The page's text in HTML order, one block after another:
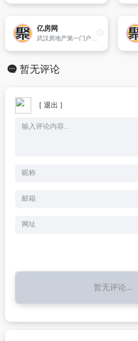
亿房网
武汉房地产第一门户网站,武汉房产人气最旺、信息最丰富的网络媒体,武汉楼盘最全面的资讯、武汉商品房最及时的信息、人气最火爆的业主论坛和社区网站、武汉房地产最专业的市场研究机构以及最精英的武汉房产博客,是武汉最知名的房地产专业网站和信息库。亿房网——最权威、最全面的武汉房地产信息服务网站。
暂无评论
[ 退出 ]
暂无评论...